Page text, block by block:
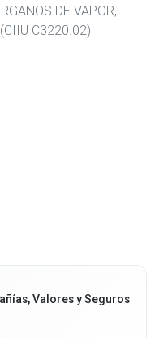
DE VAPOR,
C3220.02)
Valores y Seguros